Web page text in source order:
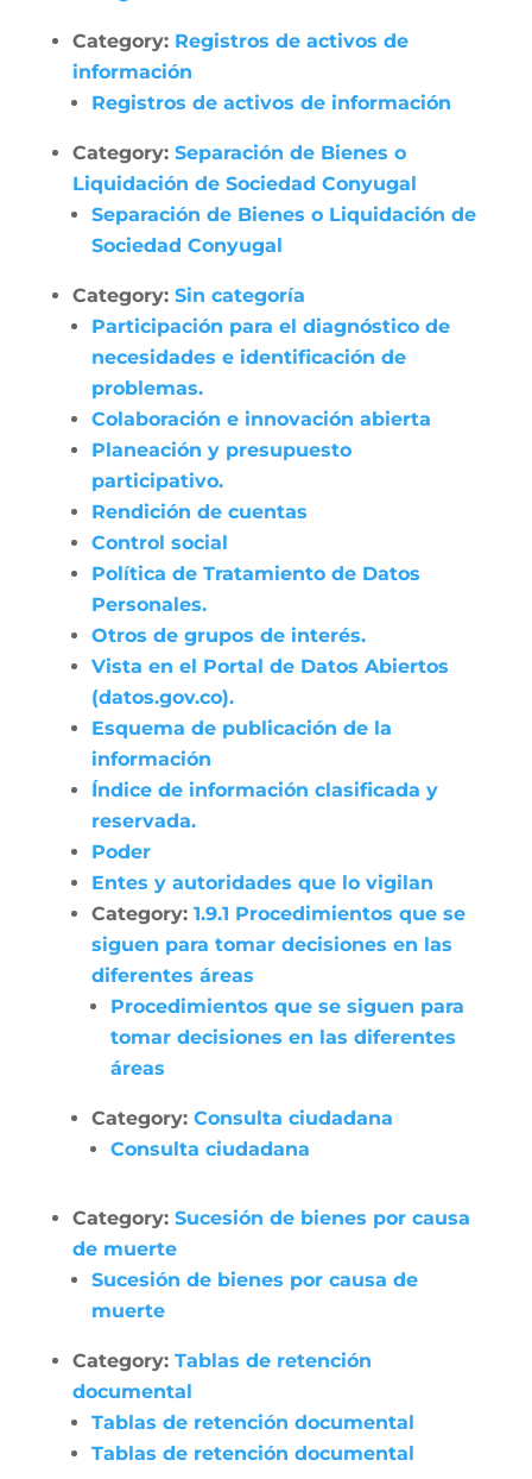
Category: Registros de activos de
información
Registros de activos de información
Category: Separación de Bienes o
Liquidación de Sociedad Conyugal
Separación de Bienes o Liquidación de
Sociedad Conyugal
Category: Sin categoría
Participación para el diagnóstico de
necesidades e identificación de
problemas.
Colaboración e innovación abierta
Planeación y presupuesto
participativo.
Rendición de cuentas
Control social
Política de Tratamiento de Datos
Personales.
Otros de grupos de interés.
Vista en el Portal de Datos Abiertos
(datos.gov.co).
Esquema de publicación de la
información
Índice de información clasificada y
reservada.
Poder
Entes y autoridades que lo vigilan
Category: 1.9.1 Procedimientos que se
siguen para tomar decisiones en las
diferentes áreas
Procedimientos que se siguen para
tomar decisiones en las diferentes
áreas
Category: Consulta ciudadana
Consulta ciudadana
Category: Sucesión de bienes por causa
de muerte
Sucesión de bienes por causa de
muerte
Category: Tablas de retención
documental
Tablas de retención documental
Tablas de retención documental